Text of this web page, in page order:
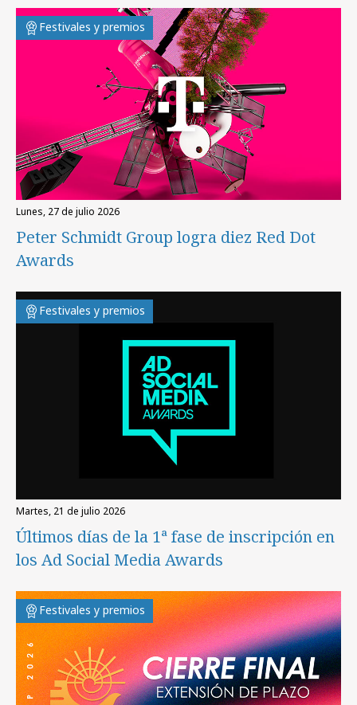
Festivales y premios
lunes, 27 de julio 2026
Peter Schmidt Group logra diez Red Dot
Awards
Festivales y premios
martes, 21 de julio 2026
Últimos días de la 1ª fase de inscripción en
los Ad Social Media Awards
Festivales y premios